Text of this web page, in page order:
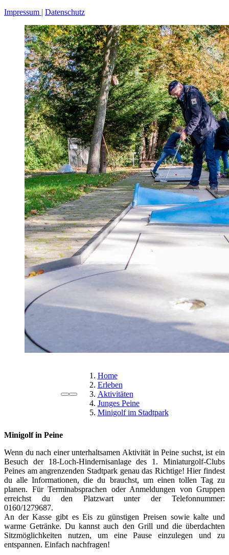
Impressum Datenschutz
Home
Erleben
Aktivitäten
Junges Peine
Minigolf im Stadtpark
Minigolf in Peine
Wenn du nach einer unterhaltsamen Aktivität in Peine suchst, ist ein
Besuch der 18-Loch-Hindernisanlage des 1. Miniaturgolf-Clubs
Peines am angrenzenden Stadtpark genau das Richtige! Hier findest
du alle Informationen, die du brauchst, um einen tollen Tag zu
planen. Für Terminabsprachen oder Anmeldungen von Gruppen
erreichst du den Platzwart unter der Telefonnummer:
0160/1279687.
An der Kasse gibt es Eis zu günstigen Preisen sowie kalte und
warme Getränke. Du kannst auch den Grill und die überdachten
Sitzmöglichkeiten nutzen, um eine Pause einzulegen und zu
entspannen. Einfach nachfragen!